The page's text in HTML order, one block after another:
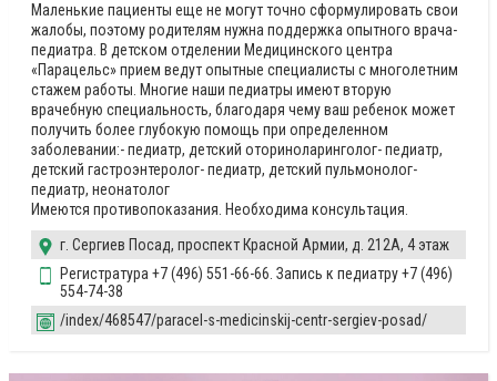
Маленькие пациенты еще не могут точно сформулировать свои
жалобы, поэтому родителям нужна поддержка опытного врача-
педиатра. В детском отделении Медицинского центра
«Парацельс» прием ведут опытные специалисты с многолетним
стажем работы. Многие наши педиатры имеют вторую
врачебную специальность, благодаря чему ваш ребенок может
получить более глубокую помощь при определенном
заболевании:- педиатр, детский оториноларинголог- педиатр,
детский гастроэнтеролог- педиатр, детский пульмонолог-
педиатр, неонатолог
Имеются противопоказания. Необходима консультация.
г. Сергиев Посад, проспект Красной Армии, д. 212А, 4 этаж
Регистратура +7 (496) 551-66-66. Запись к педиатру +7 (496)
554-74-38
/index/468547/paracel-s-medicinskij-centr-sergiev-posad/